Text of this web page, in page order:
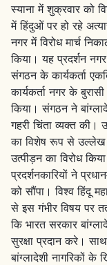
स्याना में शुक्रवार को
में हिंदुओं पर हो रहे
नगर में विरोध मार्च
किया। यह प्रदर्शन
संगठन के कार्यकर्ता
कार्यकर्ता नगर के
किया। संगठन ने
गहरी चिंता व्यक्त की।
का विशेष रूप से उल्लेख
उत्पीड़न का विरोध
प्रदर्शनकारियों ने
को सौंपा। विश्व हिंदू
से इस गंभीर विषय पर
कि भारत सरकार
सुरक्षा प्रदान करे।
बांग्लादेशी नागरिकों